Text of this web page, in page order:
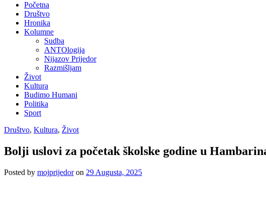
Početna
Društvo
Hronika
Kolumne
Sudba
ANTOlogija
Nijazov Prijedor
Razmišljam
Život
Kultura
Budimo Humani
Politika
Sport
Društvo, Kultura, Život
Bolji uslovi za početak školske godine u
Posted by mojprijedor on 29 Augusta, 2025